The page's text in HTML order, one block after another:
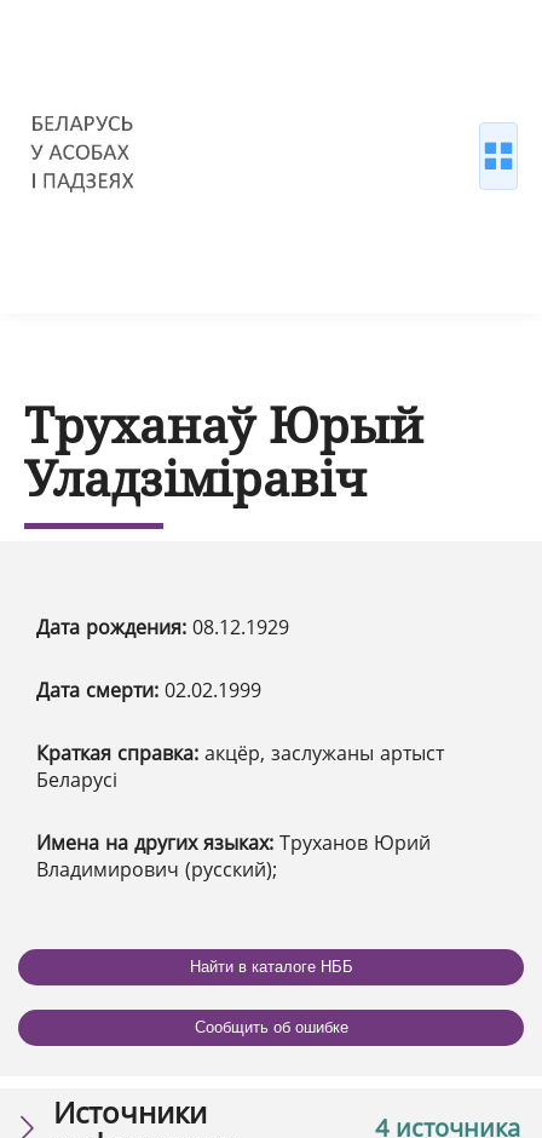
Труханаў Юрый
Уладзіміравіч
Дата рождения: 08.12.1929
Дата смерти: 02.02.1999
Краткая справка: акцёр, заслужаны артыст
Беларусі
Имена на других языках: Труханов Юрий
Владимирович (русский);
Найти в каталоге НББ
Сообщить об ошибке
4 источника
Источники